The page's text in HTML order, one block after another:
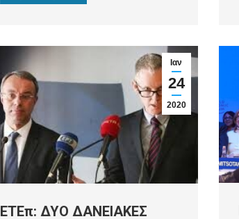
Ιαν
24
2020
ΕΤΕπ: ΔΥΟ ΔΑΝΕΙΑΚΕΣ